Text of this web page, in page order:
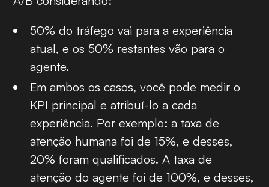
50% do tráfego vai para a experiência
atual, e os 50% restantes vão para o
agente.
Em ambos os casos, você pode medir o
KPI principal e atribuí-lo a cada
experiência. Por exemplo: a taxa de
atenção humana foi de 15%, e desses,
20% foram qualificados. A taxa de
atenção do agente foi de 100%, e desses,